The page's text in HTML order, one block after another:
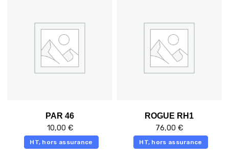
PAR 46
10,00 €
HT, hors assurance
ROGUE RH1
76,00 €
HT, hors assurance